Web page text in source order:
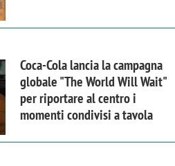
Coca-Cola lancia la campagna
globale "The World Will Wait"
per riportare al centro i
momenti condivisi a tavola